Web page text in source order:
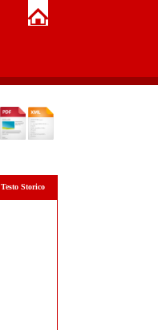
Testo Storico